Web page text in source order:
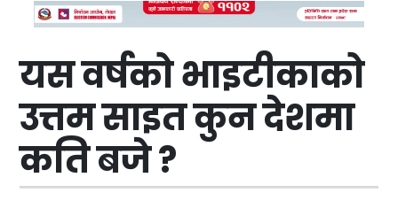
यस वर्षको भाइटीकाको
उत्तम साइत कुन देशमा
कति बजे ?